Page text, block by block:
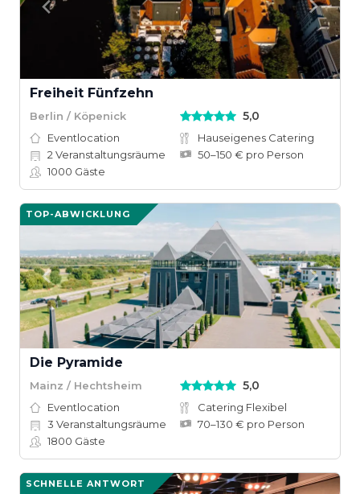
Freiheit Fünfzehn
Berlin / Köpenick 5,0
Eventlocation
Hauseigenes Catering
2 Veranstaltungsräume
50–150 € pro Person
1000 Gäste
TOP-ABWICKLUNG
Die Pyramide
Mainz / Hechtsheim 5,0
Eventlocation
Catering Flexibel
3 Veranstaltungsräume
70–130 € pro Person
1800 Gäste
SCHNELLE ANTWORT